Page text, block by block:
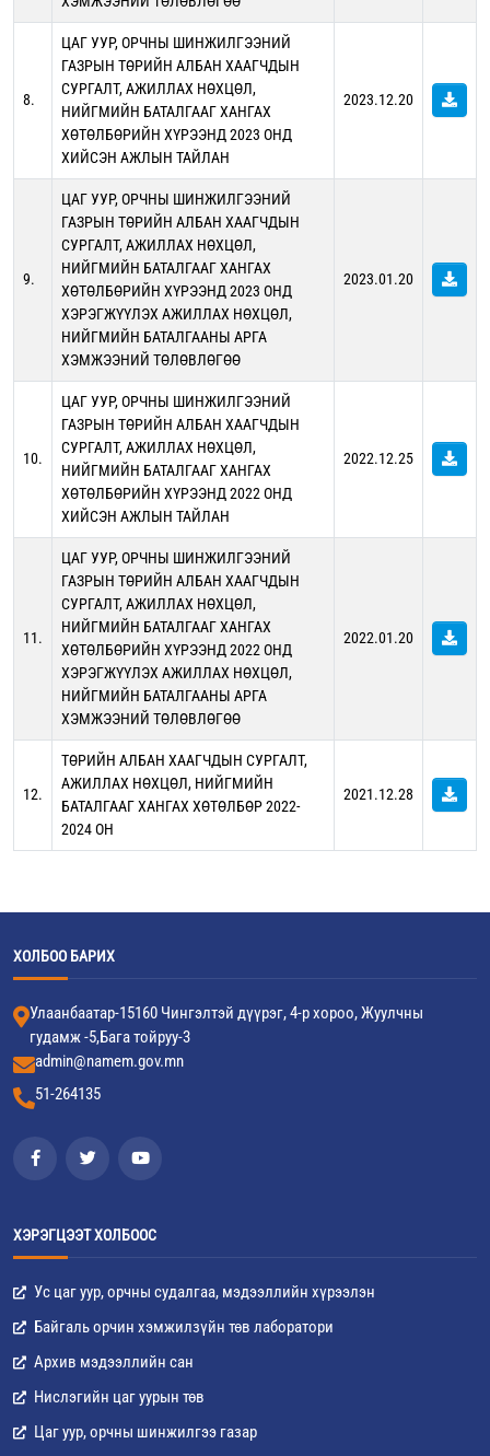
8.
ЦАГ УУР, ОРЧНЫ ШИНЖИЛГЭЭНИЙ
ГАЗРЫН ТӨРИЙН АЛБАН ХААГЧДЫН
СУРГАЛТ, АЖИЛЛАХ НӨХЦӨЛ,
НИЙГМИЙН БАТАЛГААГ ХАНГАХ
ХӨТӨЛБӨРИЙН ХҮРЭЭНД 2023 ОНД
ХИЙСЭН АЖЛЫН ТАЙЛАН
2023.12.20
9.
ЦАГ УУР, ОРЧНЫ ШИНЖИЛГЭЭНИЙ
ГАЗРЫН ТӨРИЙН АЛБАН ХААГЧДЫН
СУРГАЛТ, АЖИЛЛАХ НӨХЦӨЛ,
НИЙГМИЙН БАТАЛГААГ ХАНГАХ
ХӨТӨЛБӨРИЙН ХҮРЭЭНД 2023 ОНД
ХЭРЭГЖҮҮЛЭХ АЖИЛЛАХ НӨХЦӨЛ,
НИЙГМИЙН БАТАЛГААНЫ АРГА
ХЭМЖЭЭНИЙ ТӨЛӨВЛӨГӨӨ
2023.01.20
10.
ЦАГ УУР, ОРЧНЫ ШИНЖИЛГЭЭНИЙ
ГАЗРЫН ТӨРИЙН АЛБАН ХААГЧДЫН
СУРГАЛТ, АЖИЛЛАХ НӨХЦӨЛ,
НИЙГМИЙН БАТАЛГААГ ХАНГАХ
ХӨТӨЛБӨРИЙН ХҮРЭЭНД 2022 ОНД
ХИЙСЭН АЖЛЫН ТАЙЛАН
2022.12.25
11.
ЦАГ УУР, ОРЧНЫ ШИНЖИЛГЭЭНИЙ
ГАЗРЫН ТӨРИЙН АЛБАН ХААГЧДЫН
СУРГАЛТ, АЖИЛЛАХ НӨХЦӨЛ,
НИЙГМИЙН БАТАЛГААГ ХАНГАХ
ХӨТӨЛБӨРИЙН ХҮРЭЭНД 2022 ОНД
ХЭРЭГЖҮҮЛЭХ АЖИЛЛАХ НӨХЦӨЛ,
НИЙГМИЙН БАТАЛГААНЫ АРГА
ХЭМЖЭЭНИЙ ТӨЛӨВЛӨГӨӨ
2022.01.20
12.
ТӨРИЙН АЛБАН ХААГЧДЫН СУРГАЛТ,
АЖИЛЛАХ НӨХЦӨЛ, НИЙГМИЙН
БАТАЛГААГ ХАНГАХ ХӨТӨЛБӨР 2022-
2024 ОН
2021.12.28
ХОЛБОО БАРИХ
Улаанбаатар-15160 Чингэлтэй дүүрэг, 4-р хороо, Жуулчны
гудамж -5,Бага тойруу-3
admin@namem.gov.mn
51-264135
ХЭРЭГЦЭЭТ ХОЛБООС
Ус цаг уур, орчны судалгаа, мэдээллийн хүрээлэн
Байгаль орчин хэмжилзүйн төв лаборатори
Архив мэдээллийн сан
Нислэгийн цаг уурын төв
Цаг уур, орчны шинжилгээ газар